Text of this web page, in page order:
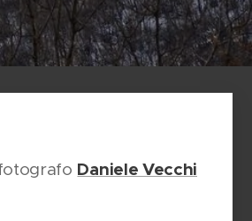
Daniele Vecchi